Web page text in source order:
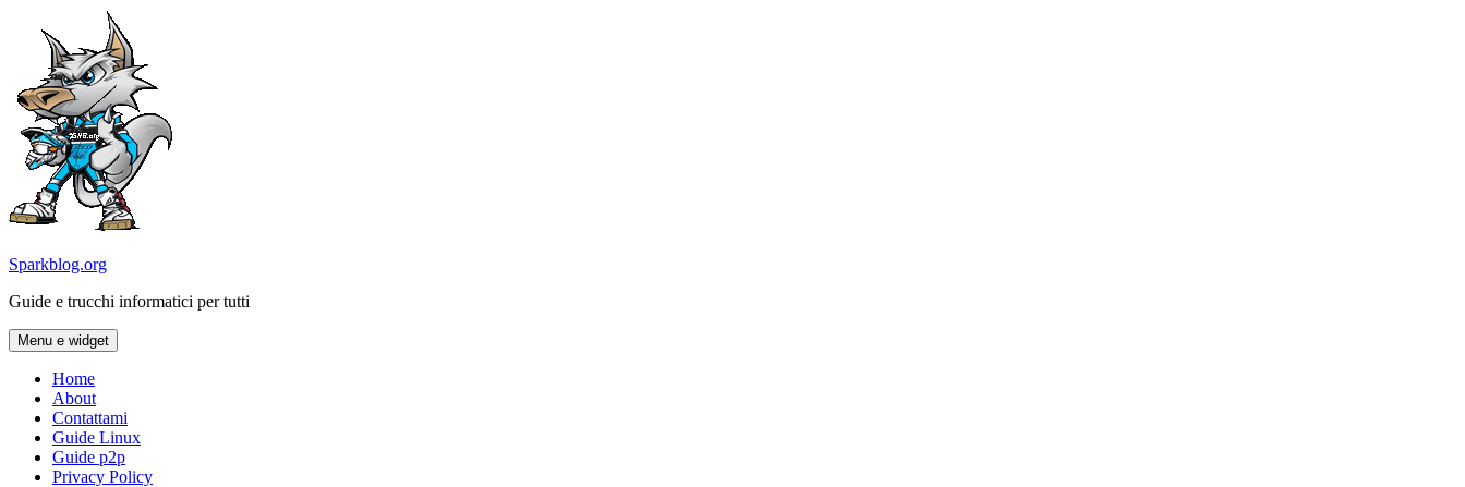
contenuto
Sparkblog.org
Guide e trucchi informatici per tutti
Menu e widget
Home
About
Contattami
Guide Linux
Guide p2p
Privacy Policy